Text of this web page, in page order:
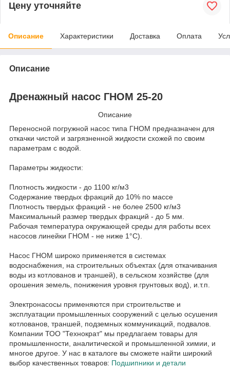
Цену уточняйте
Описание Характеристики Доставка Оплата
Описание
Дренажный насос ГНОМ 25-20
Описание
Переносной погружной насос типа ГНОМ предназначен для
откачки чистой и загрязненной жидкости схожей по своим
параметрам с водой.
Параметры жидкости:
Плотность жидкости - до 1100 кг/м3
Содержание твердых фракций до 10% по массе
Плотность твердых фракций - не более 2500 кг/м3
Максимальный размер твердых фракций - до 5 мм.
Рабочая температура окружающей среды для работы всех
насосов линейки ГНОМ - не ниже 1°C).
Насос ГНОМ широко применяется в системах
водоснабжения, на строительных объектах (для откачивания
воды из котлованов и траншей), в сельском хозяйстве (для
орошения земель, понижения уровня грунтовых вод), и.т.п.
Электронасосы применяются при строительстве и
эксплуатации промышленных сооружений с целью осушения
котлованов, траншей, подземных коммуникаций, подвалов.
Компании ТОО "Технократ" мы предлагаем товары для
промышленности, аналитической и промышленной химии, и
многое другое. У нас в каталоге вы сможете найти широкий
выбор качественных товаров: Подшипники и детали